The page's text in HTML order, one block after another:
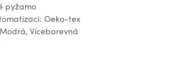
pyžamo
Oeko-tex
Vícebarevná